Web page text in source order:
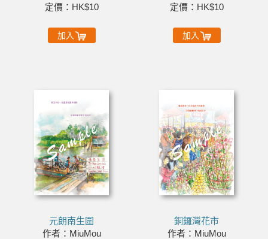
定價：HK$10
加入
定價：HK$10
加入
元朗南生圍
作者：MiuMou
銅鑼灣花市
作者：MiuMou